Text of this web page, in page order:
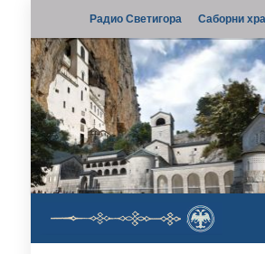
Радио Светигора Саборни